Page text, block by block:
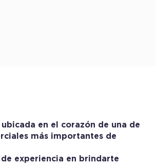
ubicada en el corazón de una de
más importantes de
de experiencia en brindarte